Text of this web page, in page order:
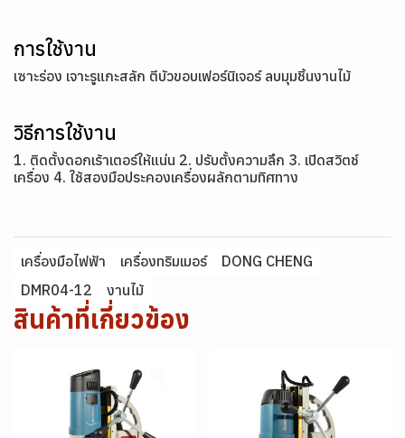
การใช้งาน
เซาะร่อง เจาะรูแกะสลัก ตีบัวขอบเฟอร์นิเจอร์ ลบมุมชิ้นงานไม้
วิธีการใช้งาน
1. ติดตั้งดอกเร้าเตอร์ให้แน่น 2. ปรับตั้งความลึก 3. เปิดสวิตช์
เครื่อง 4. ใช้สองมือประคองเครื่องผลักตามทิศทาง
เครื่องมือไฟฟ้า เครื่องทริมเมอร์
DONG CHENG
DMR04-12
งานไม้
สินค้าที่เกี่ยวข้อง